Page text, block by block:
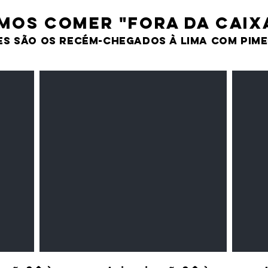
comer "fora da
são os recém-chegados À LIMA COM